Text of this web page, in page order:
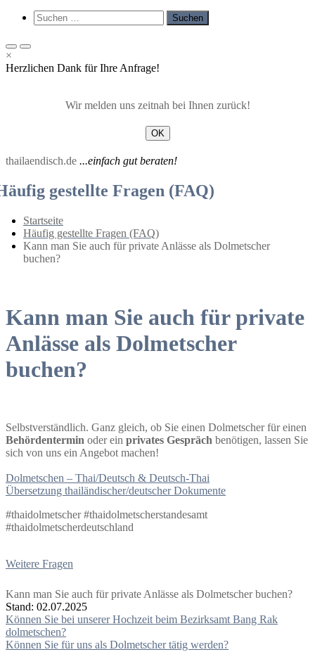
Such-
Formular
Suchen
nach:
Primäres
Menü
für
Primäres
Menü
für
×
Herzlichen Dank für Ihre Anfrage!
Wir melden uns zeitnah bei Ihnen zurück!
OK
thailaendisch.de ...einfach gut beraten!
gestellte Fragen (FAQ)
Startseite
Häufig gestellte Fragen (FAQ)
Kann man Sie auch für private Anlässe als Dolmetscher
buchen?
Kann man Sie auch für private
Anlässe als Dolmetscher
buchen?
Selbstverständlich. Ganz gleich, ob Sie einen Dolmetscher für einen
Behördentermin oder ein privates Gespräch benötigen, lassen Sie
sich von uns ein Angebot machen!
Dolmetschen – Thai/Deutsch & Deutsch-Thai
Übersetzung thailändischer/deutscher Dokumente
#thaidolmetscher #thaidolmetscherstandesamt
#thaidolmetscherdeutschland
Weitere Fragen
Kann man Sie auch für private Anlässe als Dolmetscher buchen?
Stand: 02.07.2025
Beitragsnavigation
Können Sie bei unserer Hochzeit beim Bezirksamt Bang Rak
dolmetschen?
Können Sie für uns als Dolmetscher tätig werden?